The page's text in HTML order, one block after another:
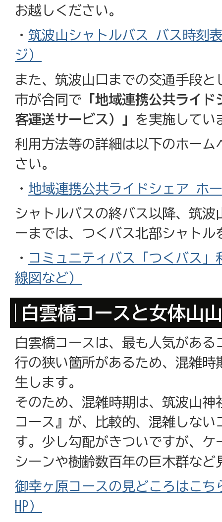
お越しください。
・ 筑波山シャトルバス バス時刻
ジ）
また、筑波山口までの交通手段と
市が合同で 「地域連携公共ライ
客運送サービス）」 を実施してい
利用方法等の詳細は以下のホーム
さい。
・ 地域連携公共ライドシェア ホ
シャトルバスの終バス以降、筑波
ーまでは、つくバス北部シャトル
・ コミュニティバス「つくバス」
線図など）
白雲橋コースと女体山
白雲橋コースは、最も人気がある
行の狭い箇所があるため、混雑時
生します。
そのため、混雑時期は、筑波山神
コース』が、比較的、混雑しない
す。少し勾配がきついですが、ケ
シーンや樹齢数百年の巨木群など
御幸ヶ原コースの見どころはこち
HP）